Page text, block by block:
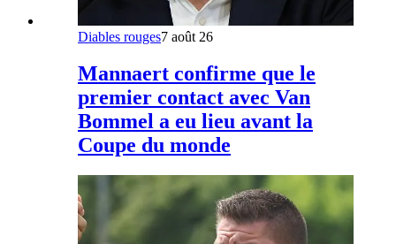
Diables rouges7 août 26
Mannaert confirme que le
premier contact avec Van
Bommel a eu lieu avant la
Coupe du monde